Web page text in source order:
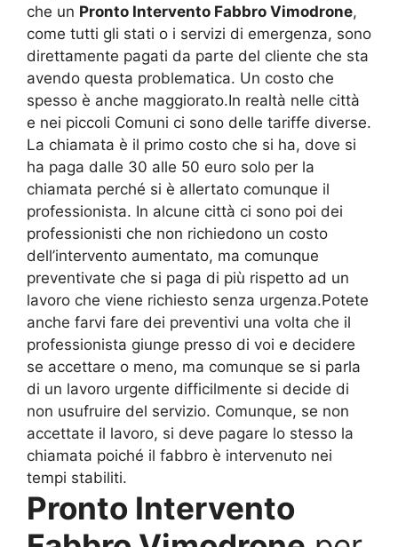
che un Pronto Intervento Fabbro Vimodrone,
come tutti gli stati o i servizi di emergenza, sono
direttamente pagati da parte del cliente che sta
avendo questa problematica. Un costo che
spesso è anche maggiorato.In realtà nelle città
e nei piccoli Comuni ci sono delle tariffe diverse.
La chiamata è il primo costo che si ha, dove si
ha paga dalle 30 alle 50 euro solo per la
chiamata perché si è allertato comunque il
professionista. In alcune città ci sono poi dei
professionisti che non richiedono un costo
dell’intervento aumentato, ma comunque
preventivate che si paga di più rispetto ad un
lavoro che viene richiesto senza urgenza.Potete
anche farvi fare dei preventivi una volta che il
professionista giunge presso di voi e decidere
se accettare o meno, ma comunque se si parla
di un lavoro urgente difficilmente si decide di
non usufruire del servizio. Comunque, se non
accettate il lavoro, si deve pagare lo stesso la
chiamata poiché il fabbro è intervenuto nei
tempi stabiliti.
Pronto Intervento